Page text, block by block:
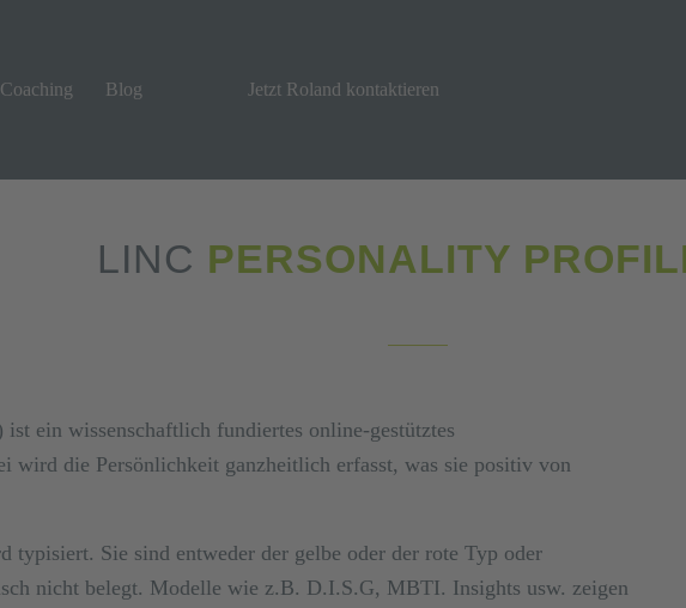
Coaching Blog Jetzt Roland kontaktieren
LINC PERSONALITY
ein wissenschaftlich fundiertes online-gestütztes
wird die Persönlichkeit ganzheitlich erfasst, was sie positiv von
typisiert. Sie sind entweder der gelbe oder der rote Typ oder
nicht belegt. Modelle wie z.B. D.I.S.G, MBTI. Insights usw. zeigen